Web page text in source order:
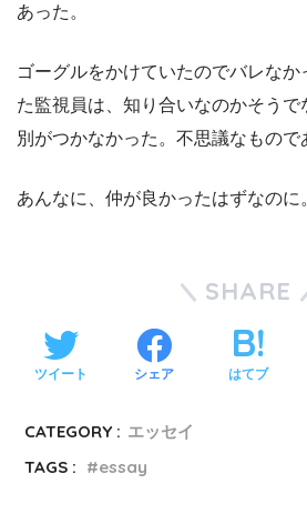
あった。
ゴーグルをかけていたのでバレな
た監視員は、知り合いなのかそうで
別がつかなかった。不思議なもので
あんなに、仲が良かったはずなのに
SHARE
ツイート シェア はてブ
CATEGORY : エッセイ
TAGS :
essay